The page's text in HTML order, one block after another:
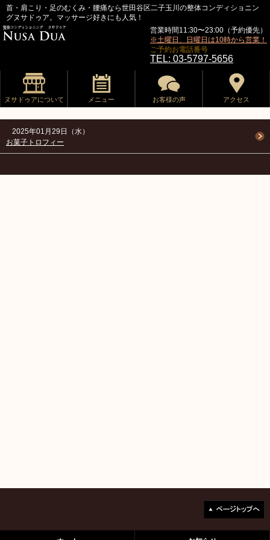
首・肩こり・足のむくみ・腰痛なら世田谷区二子玉川の整体コンディショニン
グヌサドゥア。マッサージ好きにも人気！
営業時間11:30〜23:00（予約優先）
※土曜日、日曜日は10時から営業！
ご予約お電話番号
TEL: 03-5797-5656
ヌサドゥアについて メニュー お客様の声 アクセス
2025年01月29日（水）
お菓子トロフィー